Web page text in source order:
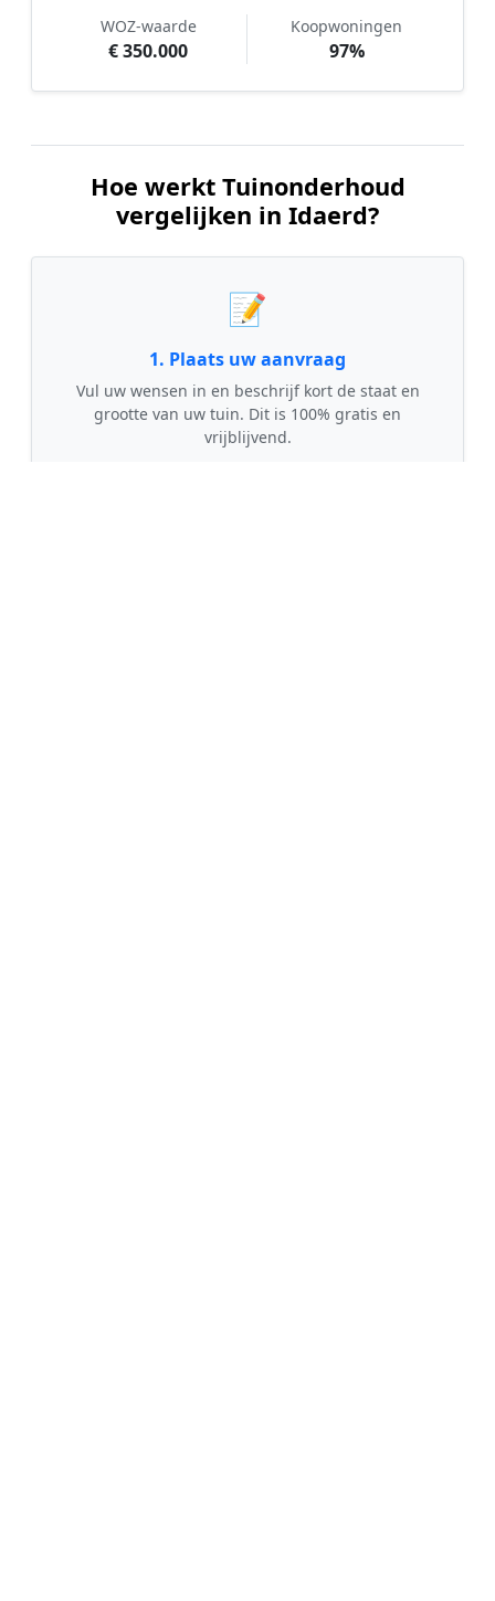
WOZ-waarde
€ 350.000
Koopwoningen
97%
Hoe werkt Tuinonderhoud
vergelijken in Idaerd?
📝
1. Plaats uw aanvraag
Vul uw wensen in en beschrijf kort de staat en
grootte van uw tuin. Dit is 100% gratis en
vrijblijvend.